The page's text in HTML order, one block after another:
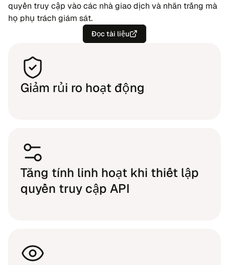
quyền truy cập vào các nhà giao dịch và nhãn trắng mà
họ phụ trách giám sát.
Đọc tài liệu
Giảm rủi ro hoạt động
Tăng tính linh hoạt khi thiết lập
quyền truy cập API